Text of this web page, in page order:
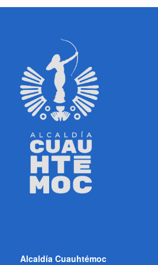
Alcaldía Cuauhtémoc